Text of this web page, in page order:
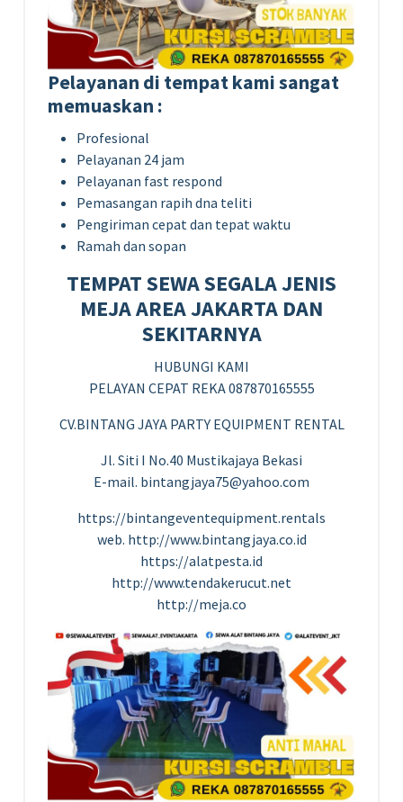
Pelayanan di tempat kami sangat
memuaskan :
Profesional
Pelayanan 24 jam
Pelayanan fast respond
Pemasangan rapih dna teliti
Pengiriman cepat dan tepat waktu
Ramah dan sopan
TEMPAT SEWA SEGALA JENIS
MEJA AREA JAKARTA DAN
SEKITARNYA
HUBUNGI KAMI
PELAYAN CEPAT REKA 087870165555
CV.BINTANG JAYA PARTY EQUIPMENT RENTAL
Jl. Siti I No.40 Mustikajaya Bekasi
E-mail. bintangjaya75@yahoo.com
https://bintangeventequipment.rentals
web. http://www.bintangjaya.co.id
https://alatpesta.id
http://www.tendakerucut.net
http://meja.co